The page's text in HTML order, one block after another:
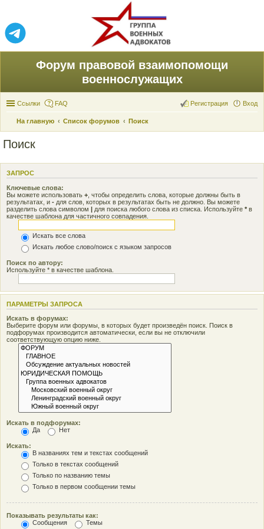
Форум правовой взаимопомощи
военнослужащих
Ссылки FAQ Вход
Регистрация
На главную Список форумов Поиск
Поиск
ЗАПРОС
Ключевые слова:
Вы можете использовать + , чтобы определить слова, которые должны быть в
результатах, и - для слов, которых в результатах быть не должно. Вы можете
разделить слова символом | для поиска любого слова из списка. Используйте * в
качестве шаблона для частичного совпадения.
Искать все слова
Искать любое слово/поиск с языком запросов
Поиск по автору:
Используйте * в качестве шаблона.
ПАРАМЕТРЫ ЗАПРОСА
Искать в форумах:
Выберите форум или форумы, в которых будет произведён поиск. Поиск в
подфорумах производится автоматически, если вы не отключили
соответствующую опцию ниже.
Искать в подфорумах:
Да
Нет
Искать:
В названиях тем и текстах сообщений
Только в текстах сообщений
Только по названию темы
Только в первом сообщении темы
Показывать результаты как:
Сообщения
Темы